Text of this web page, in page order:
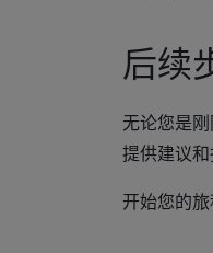
后续
无论您是
提供建议和
开始您的